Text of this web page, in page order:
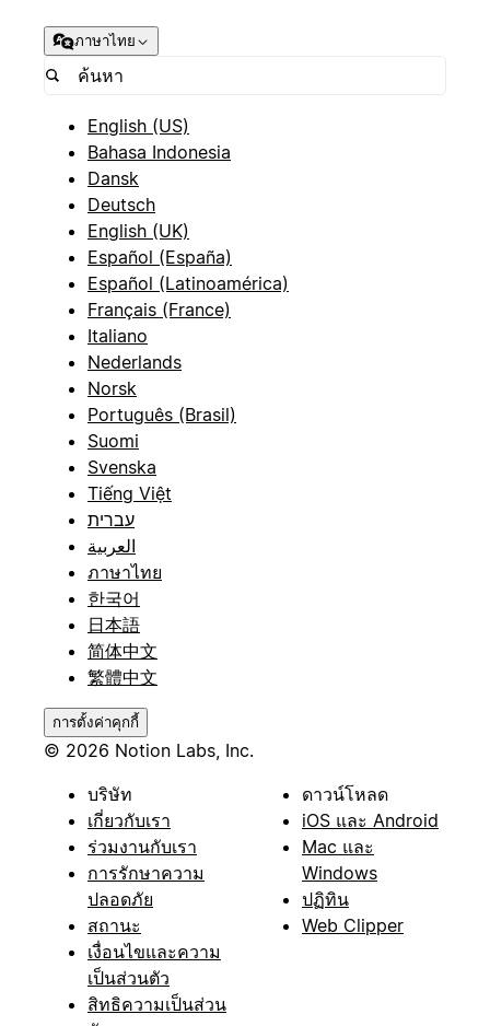
ภาษาไทย
English (US)
Bahasa Indonesia
Dansk
Deutsch
English (UK)
Español (España)
Español (Latinoamérica)
Français (France)
Italiano
Nederlands
Norsk
Português (Brasil)
Suomi
Svenska
Tiếng Việt
עברית
العربية
ภาษาไทย
한국어
日本語
简体中文
繁體中文
การตั้งค่าคุกกี้
© 2026 Notion Labs, Inc.
บริษัท
เกี่ยวกับเรา
ร่วมงานกับเรา
การรักษาความ
ปลอดภัย
สถานะ
เงื่อนไขและความ
เป็นส่วนตัว
สิทธิความเป็นส่วน
ดาวน์โหลด
iOS และ Android
Mac และ
Windows
ปฏิทิน
Web Clipper